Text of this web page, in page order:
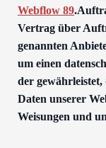
Webflow 89
Vertrag über
genannten
um einen
der gewährleistet,
Daten unserer
Weisungen und